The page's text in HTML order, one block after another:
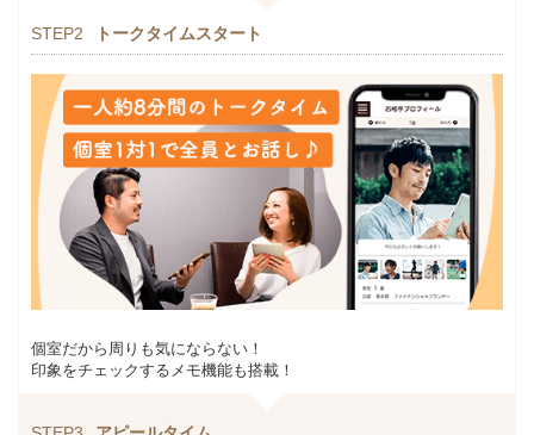
STEP2 トークタイムスタート
個室だから周りも気にならない！
印象をチェックするメモ機能も搭載！